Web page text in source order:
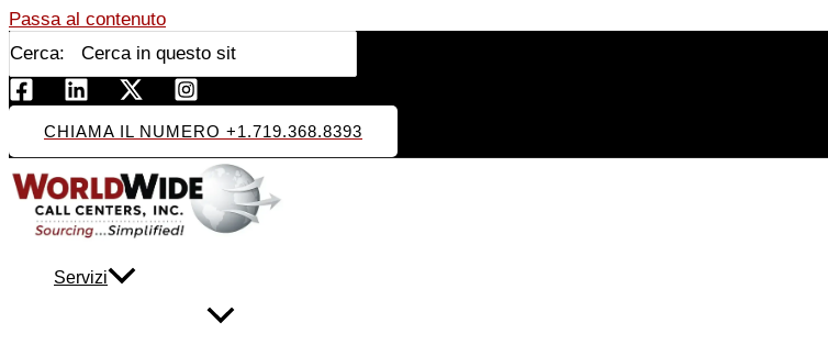
Passa al contenuto
Cerca:
CHIAMA IL NUMERO +1.719.368.8393
Servizi